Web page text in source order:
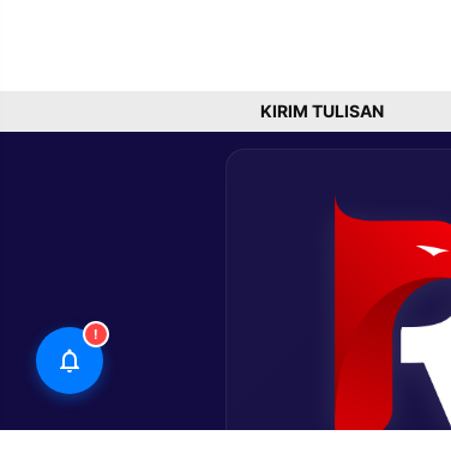
KIRIM TULISAN
!